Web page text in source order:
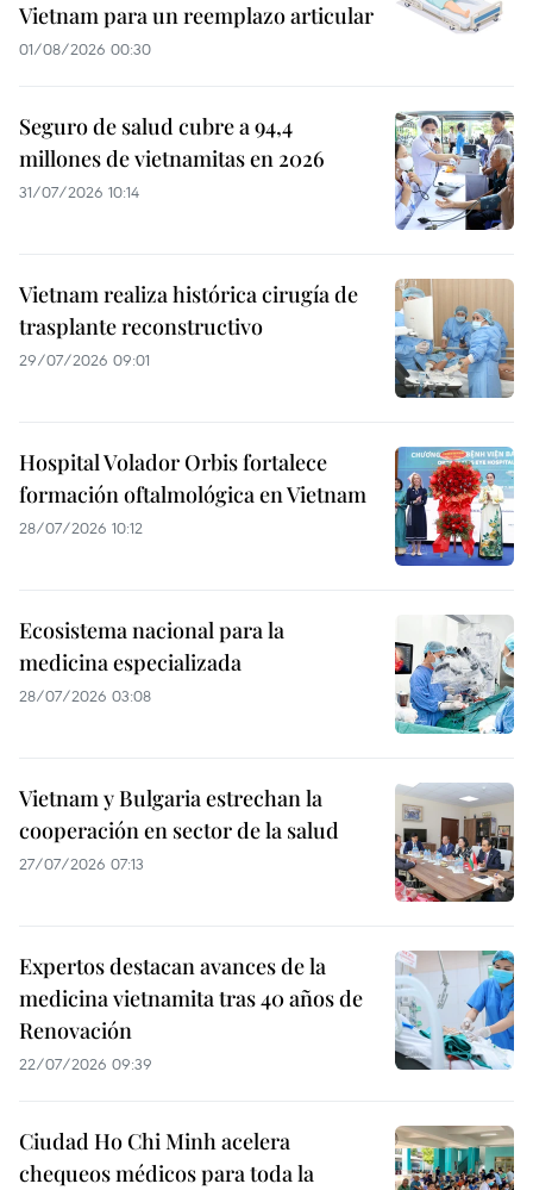
Vietnam para un reemplazo articular
01/08/2026 00:30
Seguro de salud cubre a 94,4
millones de vietnamitas en 2026
31/07/2026 10:14
Vietnam realiza histórica cirugía de
trasplante reconstructivo
29/07/2026 09:01
Hospital Volador Orbis fortalece
formación oftalmológica en Vietnam
28/07/2026 10:12
Ecosistema nacional para la
medicina especializada
28/07/2026 03:08
Vietnam y Bulgaria estrechan la
cooperación en sector de la salud
27/07/2026 07:13
Expertos destacan avances de la
medicina vietnamita tras 40 años de
Renovación
22/07/2026 09:39
Ciudad Ho Chi Minh acelera
chequeos médicos para toda la